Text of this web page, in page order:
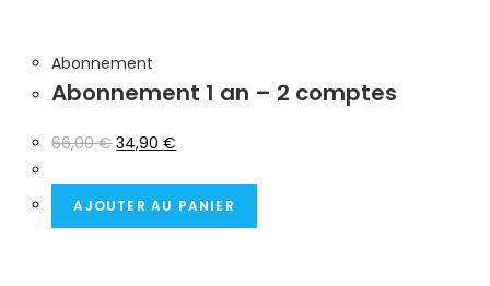
Abonnement
Abonnement 1 an – 2 comptes
66,00€ 34,90€
AJOUTER AU PANIER